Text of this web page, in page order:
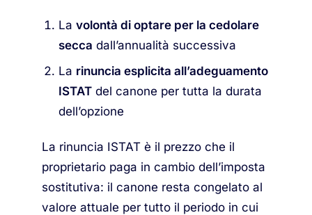
La volontà di optare per la cedolare
secca dall’annualità successiva
La rinuncia esplicita all’adeguamento
ISTAT del canone per tutta la durata
dell’opzione
La rinuncia ISTAT è il prezzo che il
proprietario paga in cambio dell’imposta
sostitutiva: il canone resta congelato al
valore attuale per tutto il periodo in cui